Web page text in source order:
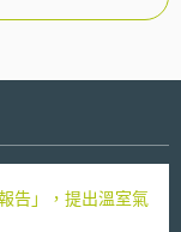
告」，提出溫室氣